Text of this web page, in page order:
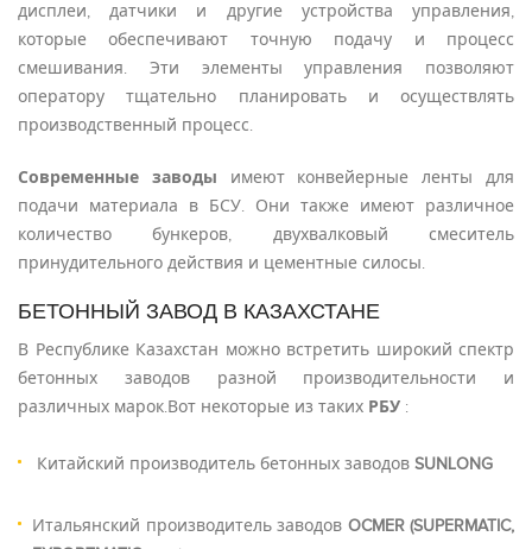
дисплеи, датчики и другие устройства управления,
которые обеспечивают точную подачу и процесс
смешивания. Эти элементы управления позволяют
оператору тщательно планировать и осуществлять
производственный процесс.
Современные заводы имеют конвейерные ленты для
подачи материала в БСУ. Они также имеют различное
количество бункеров, двухвалковый смеситель
принудительного действия и цементные силосы.
БЕТОННЫЙ ЗАВОД В КАЗАХСТАНЕ
В Республике Казахстан можно встретить широкий спектр
бетонных заводов разной производительности и
различных марок.Вот некоторые из таких РБУ :
Китайский производитель бетонных заводов SUNLONG
Итальянский производитель заводов OCMER (SUPERMATIC,